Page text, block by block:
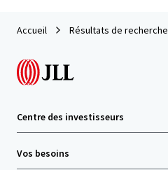
Accueil Résultats de recherche
Centre des investisseurs
Vos besoins